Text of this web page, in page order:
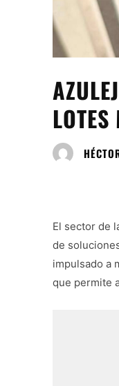
El sector de
de
impulsado a
que permite